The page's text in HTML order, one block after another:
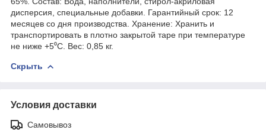
дисперсия, специальные добавки. Гарантийный срок: 12
месяцев со дня производства. Хранение: Хранить и
транспортировать в плотно закрытой таре при температуре
не ниже +5⁰С. Вес: 0,85 кг.
Скрыть
Условия доставки
Самовывоз